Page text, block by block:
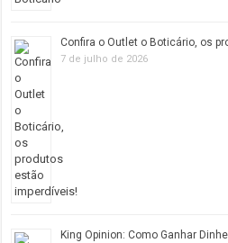
Confira o Outlet o Boticário, os
7 de julho de 2026
King Opinion: Como Ganhar